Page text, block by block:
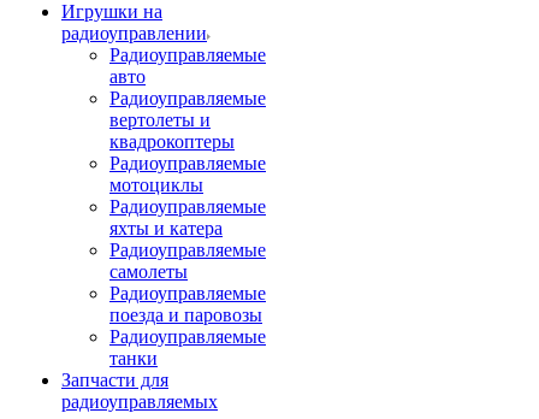
Игрушки на
радиоуправлении
Радиоуправляемые
авто
Радиоуправляемые
вертолеты и
квадрокоптеры
Радиоуправляемые
мотоциклы
Радиоуправляемые
яхты и катера
Радиоуправляемые
самолеты
Радиоуправляемые
поезда и паровозы
Радиоуправляемые
танки
Запчасти для
радиоуправляемых